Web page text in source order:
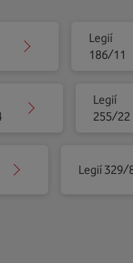
Legií
186/11
Legií
255/22
Legií 329/